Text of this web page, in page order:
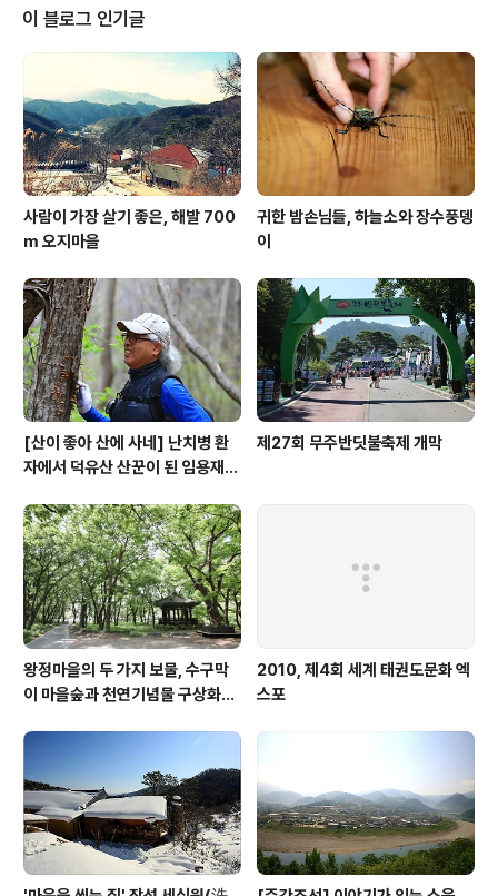
작은 풀꽃은 경이롭기까지 합니다. 숲은 고요합니다. 더불어 편안함과 함께 마
음 또한 너그러워집니다. 숲에 따라 붙는 수식어들 대부분은 ‘어머니 품속‘ 같은
따스함이 묻..
이 블로그 인기글
사람이 가장 살기 좋은, 해발 700
m 오지마을
귀한 밤손님들, 하늘소와 장수풍뎅
이
[산이 좋아 산에 사네] 난치병 환
자에서 덕유산 산꾼이 된 임용재
제27회 무주반딧불축제 개막
왕정마을의 두 가지 보물, 수구막
이 마을숲과 천연기념물 구상화강
2010, 제4회 세계 태권도문화 엑
스포